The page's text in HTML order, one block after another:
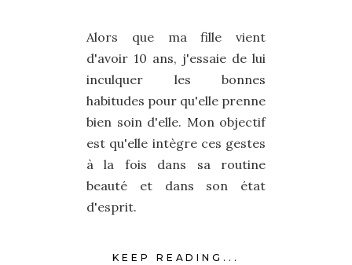
Alors que ma fille vient
d'avoir 10 ans, j'essaie de lui
inculquer les bonnes
habitudes pour qu'elle prenne
bien soin d'elle. Mon objectif
est qu'elle intègre ces gestes
à la fois dans sa routine
beauté et dans son état
d'esprit.
KEEP READING...